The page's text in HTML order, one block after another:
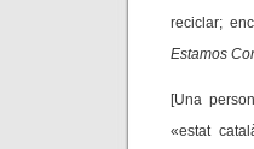
reciclar;
Estamos
[Una
«estat